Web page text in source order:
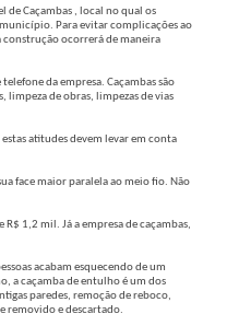
de Caçambas , local no qual os
Para evitar complicações ao
construção ocorrerá de maneira
da empresa. Caçambas são
limpeza de obras, limpezas de vias
atitudes devem levar em conta
face maior paralela ao meio fio. Não
1,2 mil. Já a empresa de caçambas,
acabam esquecendo de um
a caçamba de entulho é um dos
paredes, remoção de reboco,
removido e descartado.